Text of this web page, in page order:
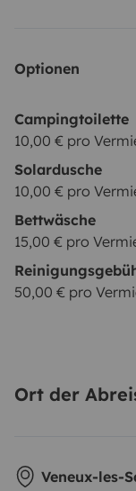
Optionen
Campingtoilette
10,00 € pro
Solardusche
10,00 € pro
Bettwäsche
15,00 € pro
50,00 € pro
Ort der
Veneux-les-